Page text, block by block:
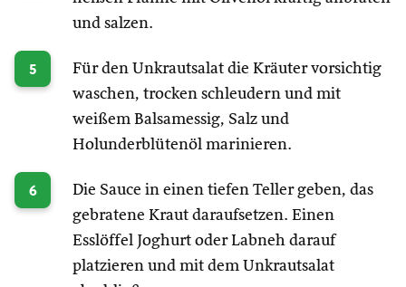
und salzen.
5
Für den Unkrautsalat die Kräuter vorsichtig
waschen, trocken schleudern und mit
weißem Balsamessig, Salz und
Holunderblütenöl marinieren.
6
Die Sauce in einen tiefen Teller geben, das
gebratene Kraut daraufsetzen. Einen
Esslöffel Joghurt oder Labneh darauf
platzieren und mit dem Unkrautsalat